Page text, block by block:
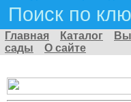
Поиск по
Главная Каталог
сады
О сайте